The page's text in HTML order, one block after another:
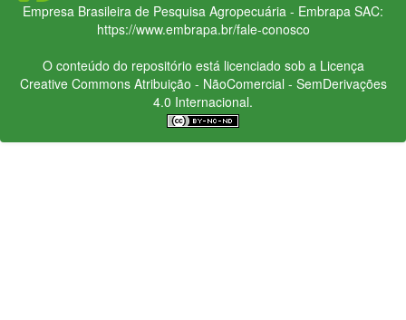
Empresa Brasileira de Pesquisa Agropecuária - Embrapa SAC:
https://www.embrapa.br/fale-conosco
O conteúdo do repositório está licenciado sob a Licença
Creative CommonsAtribuição - NãoComercial - SemDerivações
4.0 Internacional.